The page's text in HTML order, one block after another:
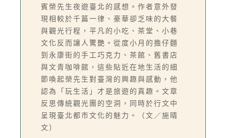
賓榮先生夜遊臺北的感想。作者意外發
現相較於千篇一律、豪華卻乏味的大餐
與觀光行程，平凡的小吃、茶堂、小巷
文化反而讓人驚艷。從度小月的擔仔麵
到永康街的手工巧克力、茶館、舊書店
與文青咖啡館，這些貼近在地生活的細
節喚起榮先生對臺灣的興趣與感動，他
認為「玩生活」才是旅遊的真趣。文章
反思傳統觀光團的空洞，同時於行文中
呈現臺北都市文化的魅力。（文／施晴
文）